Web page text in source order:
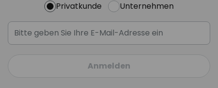
Privatkunde Unternehmen
Anmelden